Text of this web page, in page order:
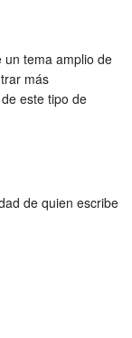
un tema amplio de
más
este tipo de
de quien escribe